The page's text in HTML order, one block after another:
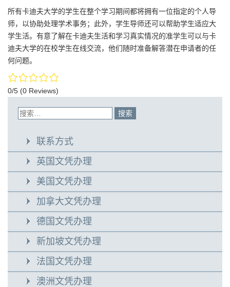
所有卡迪夫大学的学生在整个学习期间都将拥有一位指定的个人导
师，以协助处理学术事务；此外，学生导师还可以帮助学生适应大
学生活。有意了解在卡迪夫生活和学习真实情况的准学生可以与卡
迪夫大学的在校学生在线交流，他们随时准备解答潜在申请者的任
何问题。
0/5 (0 Reviews)
联系方式
英国文凭办理
美国文凭办理
加拿大文凭办理
德国文凭办理
新加坡文凭办理
法国文凭办理
澳洲文凭办理